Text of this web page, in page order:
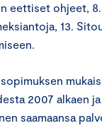
eettiset ohjeet,
13.
2007 alkaen
saamaansa